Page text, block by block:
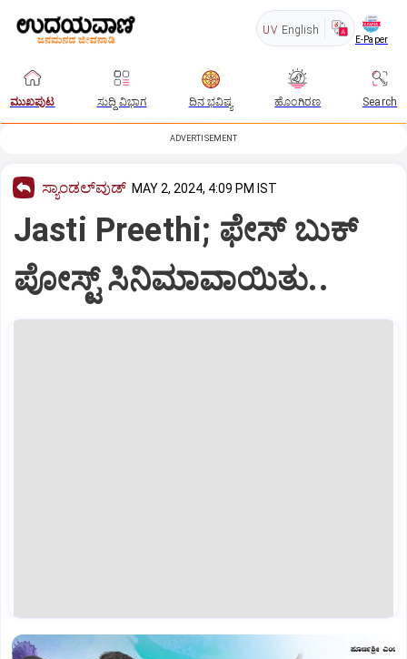
UV English
E-Paper
ಮುಖಪುಟ ಸುದ್ದಿ ವಿಭಾಗ ದಿನ ಭವಿಷ್ಯ ಹೊಂಗಿರಣ Search
ADVERTISEMENT
ಸ್ಯಾಂಡಲ್‌ವುಡ್‌ MAY 2, 2024, 4:09 PM IST
Jasti Preethi; ಫೇಸ್ ಬುಕ್
ಪೋಸ್ಟ್ ಸಿನಿಮಾವಾಯಿತು..